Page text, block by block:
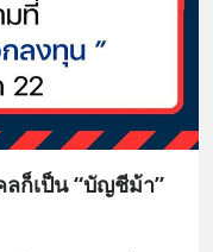
ก็เป็น “บัญชีม้า”